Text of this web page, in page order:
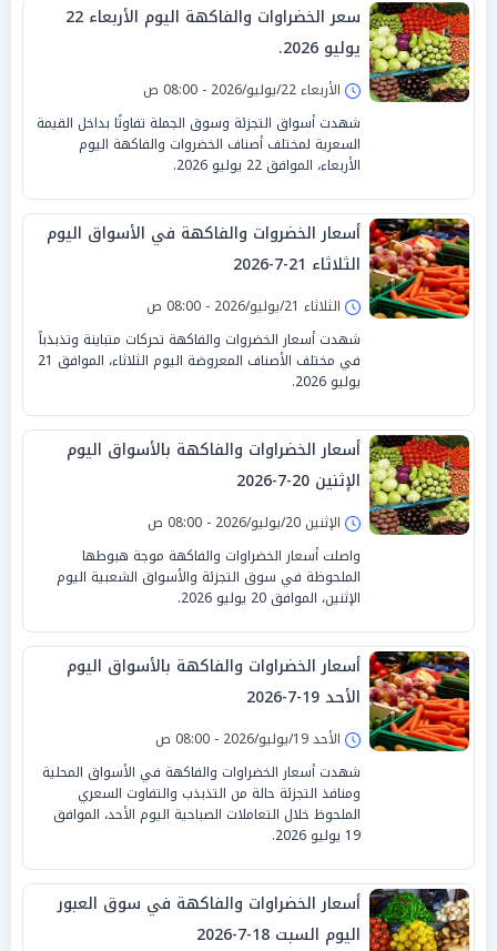
سعر الخضراوات والفاكهة اليوم الأربعاء 22
يوليو 2026.
الأربعاء 22/يوليو/2026 - 08:00 ص
شهدت أسواق التجزئة وسوق الجملة تفاوتًا بداخل القيمة
السعرية لمختلف أصناف الخضروات والفاكهة اليوم
الأربعاء، الموافق 22 يوليو 2026.
أسعار الخضروات والفاكهة في الأسواق اليوم
الثلاثاء 21-7-2026
الثلاثاء 21/يوليو/2026 - 08:00 ص
شهدت أسعار الخضروات والفاكهة تحركات متباينة وتذبذباً
في مختلف الأصناف المعروضة اليوم الثلاثاء، الموافق 21
يوليو 2026.
أسعار الخضراوات والفاكهة بالأسواق اليوم
الإثنين 20-7-2026
الإثنين 20/يوليو/2026 - 08:00 ص
واصلت أسعار الخضراوات والفاكهة موجة هبوطها
الملحوظة في سوق التجزئة والأسواق الشعبية اليوم
الإثنين، الموافق 20 يوليو 2026.
أسعار الخضراوات والفاكهة بالأسواق اليوم
الأحد 19-7-2026
الأحد 19/يوليو/2026 - 08:00 ص
شهدت أسعار الخضراوات والفاكهة في الأسواق المحلية
ومنافذ التجزئة حالة من التذبذب والتفاوت السعري
الملحوظ خلال التعاملات الصباحية اليوم الأحد، الموافق
19 يوليو 2026.
أسعار الخضراوات والفاكهة في سوق العبور
اليوم السبت 18-7-2026